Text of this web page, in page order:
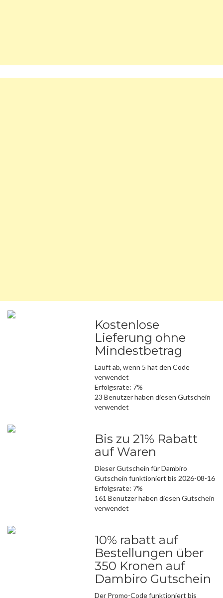
Kostenlose
Lieferung ohne
Mindestbetrag
Läuft ab, wenn 5 hat den Code
verwendet
Erfolgsrate: 7%
23 Benutzer haben diesen Gutschein
verwendet
Bis zu 21% Rabatt
auf Waren
Dieser Gutschein für Dambiro
Gutschein funktioniert bis 2026-08-16
Erfolgsrate: 7%
161 Benutzer haben diesen Gutschein
verwendet
10% rabatt auf
Bestellungen über
350 Kronen auf
Dambiro Gutschein
Der Promo-Code funktioniert bis